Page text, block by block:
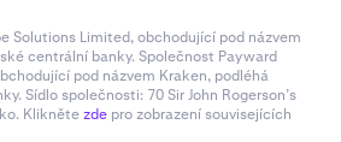
Solutions Limited, obchodující pod názvem
centrální banky. Společnost Payward
pod názvem Kraken, podléhá
Sídlo společnosti: 70 Sir John Rogerson’s
Kliknětezde pro zobrazení souvisejících